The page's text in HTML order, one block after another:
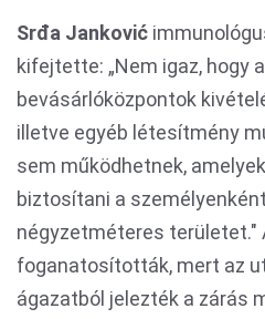
Srđa Janković
kifejtette: „Nem igaz, hogy
bevásárlóközpontok
illetve egyéb létesítmény
sem működhetnek,
biztosítani a
négyzetméteres területet."
foganatosították, mert az
ágazatból jelezték a zárás